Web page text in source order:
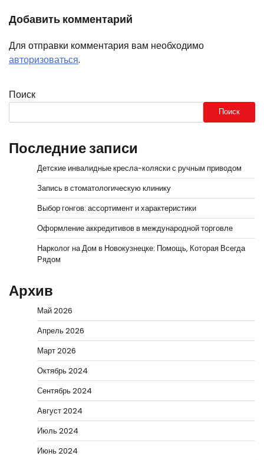
Добавить комментарий
Для отправки комментария вам необходимо
авторизоваться.
Поиск
Поиск
Последние записи
Детские инвалидные кресла-коляски с ручным приводом
Запись в стоматологическую клинику
Выбор гонгов: ассортимент и характеристики
Оформление аккредитивов в международной торговле
Нарколог на Дом в Новокузнецке: Помощь, Которая Всегда
Рядом
Архив
Май 2026
Апрель 2026
Март 2026
Октябрь 2024
Сентябрь 2024
Август 2024
Июль 2024
Июнь 2024